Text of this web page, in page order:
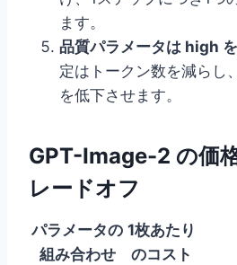
ます。
品質パラメータは high
定はトークン数を減らし
を低下させます。
GPT-Image-2 の価
レードオフ
パラメータの
組み合わせ
1枚あたり
のコスト